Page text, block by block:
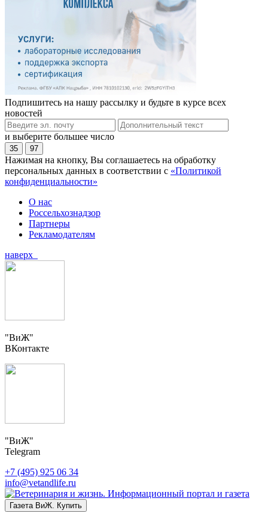
Подпишитесь на нашу рассылку и будьте в курсе всех
новостей
и выберите большее число
35 97
Нажимая на кнопку, Вы соглашаетесь на обработку
персональных данных в соответствии с «Политикой
конфиденциальности»
О нас
Россельхознадзор
Партнеры
Рекламодателям
наверх
"ВиЖ"
ВКонтакте
"ВиЖ"
Telegram
+7 (495) 925 06 34
info@vetandlife.ru
Газета ВиЖ. Купить